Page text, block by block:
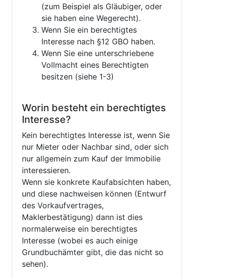
(zum Beispiel als Gläubiger, oder
sie haben eine Wegerecht).
Wenn Sie ein berechtigtes
Interesse nach §12 GBO haben.
Wenn Sie eine unterschriebene
Vollmacht eines Berechtigten
besitzen (siehe 1-3)
Worin besteht ein berechtigtes
Interesse?
Kein berechtigtes Interesse ist, wenn Sie
nur Mieter oder Nachbar sind, oder sich
nur allgemein zum Kauf der Immobilie
interessieren.
Wenn sie konkrete Kaufabsichten haben,
und diese nachweisen können (Entwurf
des Vorkaufvertrages,
Maklerbestätigung) dann ist dies
normalerweise ein berechtigtes
Interesse (wobei es auch einige
Grundbuchämter gibt, die das nicht so
sehen).